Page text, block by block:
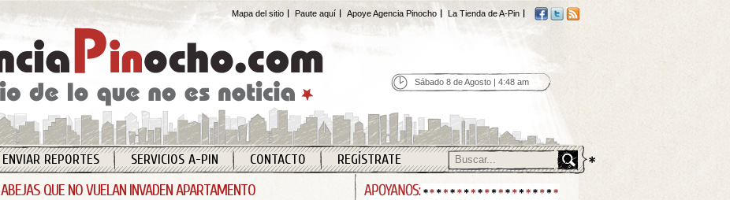
Mapa del sitio Paute aquí Apoye Agencia Pinocho La Tienda de A-Pin
Sábado 8 de Agosto | 4:48 am
ENVIAR REPORTES SERVICIOS A-PIN CONTACTO REGÍSTRATE
ABEJAS QUE NO VUELAN INVADEN APARTAMENTO